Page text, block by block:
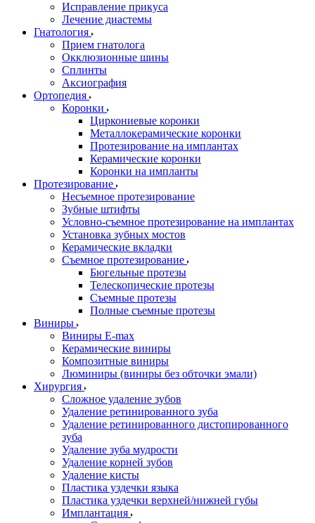
Исправление прикуса
Лечение диастемы
Гнатология
Прием гнатолога
Окклюзионные шины
Сплинты
Аксиография
Ортопедия
Коронки
Циркониевые коронки
Металлокерамические коронки
Протезирование на имплантах
Керамические коронки
Коронки на импланты
Протезирование
Несъемное протезирование
Зубные штифты
Условно-съемное протезирование на имплантах
Установка зубных мостов
Керамические вкладки
Съемное протезирование
Бюгельные протезы
Телескопические протезы
Съемные протезы
Полные съемные протезы
Виниры
Виниры E-max
Керамические виниры
Композитные виниры
Люминиры (виниры без обточки эмали)
Хирургия
Сложное удаление зубов
Удаление ретинированного зуба
Удаление ретинированного дистопированного
зуба
Удаление зуба мудрости
Удаление корней зубов
Удаление кисты
Пластика уздечки языка
Пластика уздечки верхней/нижней губы
Имплантация